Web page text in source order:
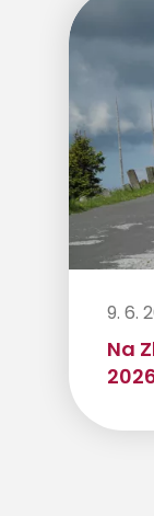
9. 6.
Na